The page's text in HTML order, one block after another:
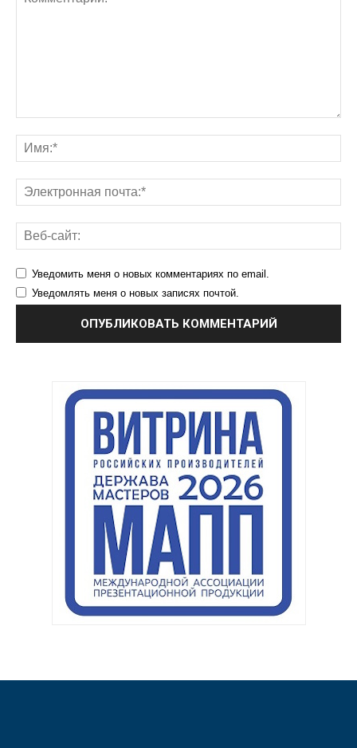
Уведомить меня о новых комментариях по email.
Уведомлять меня о новых записях почтой.